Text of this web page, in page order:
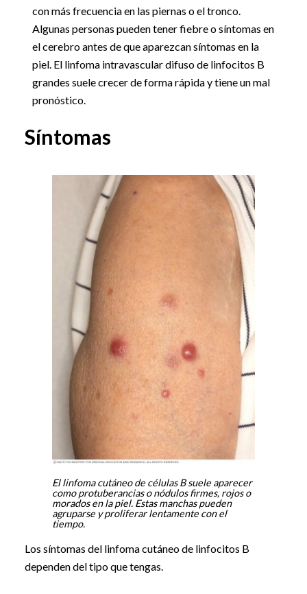
con más frecuencia en las piernas o el tronco.
Algunas personas pueden tener fiebre o síntomas en
el cerebro antes de que aparezcan síntomas en la
piel. El linfoma intravascular difuso de linfocitos B
grandes suele crecer de forma rápida y tiene un mal
pronóstico.
Síntomas
El linfoma cutáneo de células B suele aparecer
como protuberancias o nódulos firmes, rojos o
morados en la piel. Estas manchas pueden
agruparse y proliferar lentamente con el
tiempo.
Los síntomas del linfoma cutáneo de linfocitos B
dependen del tipo que tengas.